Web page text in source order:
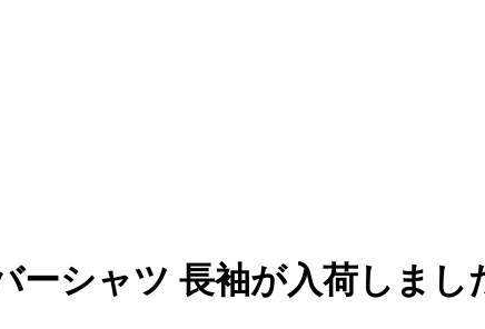
ーシャツ 長袖が入荷しまし